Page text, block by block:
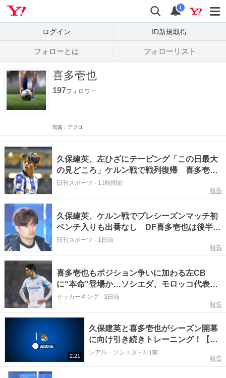
検索
通知
i
ログイン ID新規取得
フォローとは フォローリスト
喜多壱也
197フォロワー
写真：アフロ
久保建英、左ひざにテーピング「この日最大
の見どころ」ケルン戦で戦列復帰 喜多壱也
は出番なし
日刊スポーツ - 11時間前
報告
久保建英、ケルン戦でプレシーズンマッチ初
ベンチ入りも出番なし DF喜多壱也は後半途
中出場
日刊スポーツ - 1日前
報告
喜多壱也もポジション争いに加わる左CB
に“本命”登場か…ソシエダ、モロッコ代表の
30歳の2度目の獲得に近づく
サッカーキング - 3日前
報告
2:21
久保建英と喜多壱也がシーズン開幕
に向け引き続きトレーニング！【レ
アル・ソシエダ】
レアル・ソシエダ - 3日前
報告